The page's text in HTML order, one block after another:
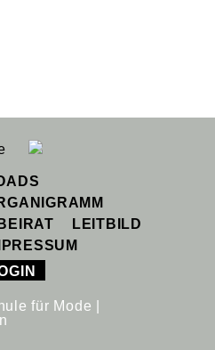
BEIRAT
LEITBILD
für Mode |